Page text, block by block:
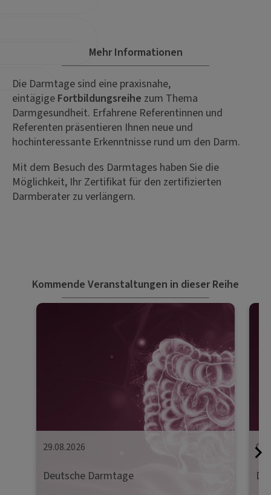
Mehr Informationen
Die Darmtage sind eine praxisnahe,
eintägige Fortbildungsreihe zum Thema
Darmgesundheit. Erfahrene Referentinnen und
Referenten präsentieren Ihnen neue und
hochinteressante Erkenntnisse rund um den Darm.
Mit dem Besuch des Darmtages haben Sie die
Möglichkeit, Ihr Zertifikat für den zertifizierten
Darmberater zu verlängern.
Kommende Veranstaltungen in dieser Reihe
29.08.2026
Deutsche Darmtage